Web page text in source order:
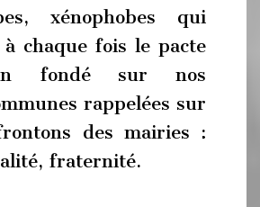
xénophobes qui
chaque fois le pacte
fondé sur nos
rappelées sur
des mairies :
fraternité.